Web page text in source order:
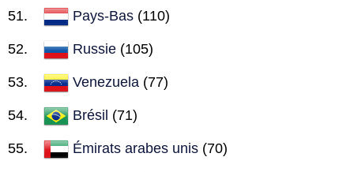
Pays-Bas (110)
Russie (105)
Venezuela (77)
Brésil (71)
Émirats arabes unis (70)